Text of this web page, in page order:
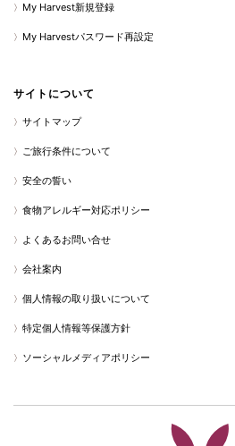
My Harvest新規登録
My Harvestパスワード再設定
サイトについて
サイトマップ
ご旅行条件について
安全の誓い
食物アレルギー対応ポリシー
よくあるお問い合せ
会社案内
個人情報の取り扱いについて
特定個人情報等保護方針
ソーシャルメディアポリシー